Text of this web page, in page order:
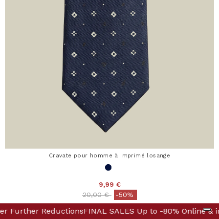
Boutique! Discover Further Reductions FINAL
Cravate pour homme à imprimé losange
9,99 €
Price reduced from
20,00 €to-50%
Up to -80% Online & in Boutique! Discover Further